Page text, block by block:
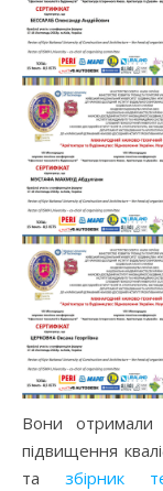
Вони отримали
підвищення
та збірник